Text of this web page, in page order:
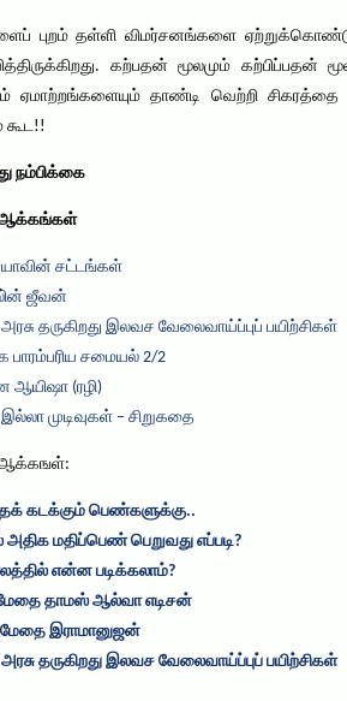
புறம் தள்ளி விமர்சனங்களை
கற்பதன் மூலமும்
ஏமாற்றங்களையும் தாண்டி வெற்றி
கூட!!
நம்பிக்கை
ஆக்கங்கள்
சட்டங்கள்
ஜீவன்
பாரம்பரிய சமையல் 2/2
(ரழி)
முடிவுகள் – சிறுகதை
ஆக்கஙள்:
கடக்கும் பெண்களுக்கு..
அதிக மதிப்பெண் பெறுவது எப்படி?
என்ன படிக்கலாம்?
தாமஸ் ஆல்வா எடிசன்
இராமானுஜன்